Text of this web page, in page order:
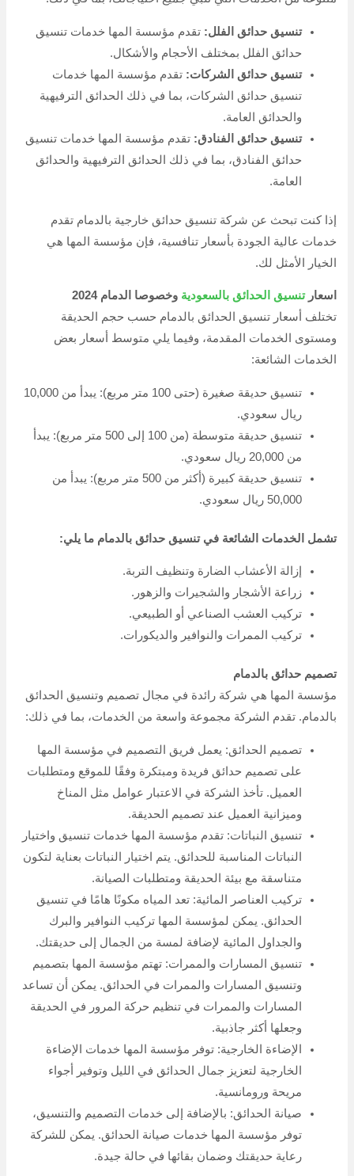
تنسيق حدائق الفلل: تقدم مؤسسة المها خدمات تنسيق
حدائق الفلل بمختلف الأحجام والأشكال.
تنسيق حدائق الشركات: تقدم مؤسسة المها خدمات
تنسيق حدائق الشركات، بما في ذلك الحدائق الترفيهية
والحدائق العامة.
تنسيق حدائق الفنادق: تقدم مؤسسة المها خدمات تنسيق
حدائق الفنادق، بما في ذلك الحدائق الترفيهية والحدائق
العامة.
إذا كنت تبحث عن شركة تنسيق حدائق خارجية بالدمام تقدم
خدمات عالية الجودة بأسعار تنافسية، فإن مؤسسة المها هي
الخيار الأمثل لك.
اسعار تنسيق الحدائق بالسعودية وخصوصا الدمام 2024
تختلف أسعار تنسيق الحدائق بالدمام حسب حجم الحديقة
ومستوى الخدمات المقدمة، وفيما يلي متوسط أسعار بعض
الخدمات الشائعة:
تنسيق حديقة صغيرة (حتى 100 متر مربع): يبدأ من 10,000
ريال سعودي.
تنسيق حديقة متوسطة (من 100 إلى 500 متر مربع): يبدأ
من 20,000 ريال سعودي.
تنسيق حديقة كبيرة (أكثر من 500 متر مربع): يبدأ من
50,000 ريال سعودي.
تشمل الخدمات الشائعة في تنسيق حدائق بالدمام ما يلي:
إزالة الأعشاب الضارة وتنظيف التربة.
زراعة الأشجار والشجيرات والزهور.
تركيب العشب الصناعي أو الطبيعي.
تركيب الممرات والنوافير والديكورات.
تصميم حدائق بالدمام
مؤسسة المها هي شركة رائدة في مجال تصميم وتنسيق الحدائق
بالدمام. تقدم الشركة مجموعة واسعة من الخدمات، بما في ذلك:
تصميم الحدائق: يعمل فريق التصميم في مؤسسة المها
على تصميم حدائق فريدة ومبتكرة وفقًا للموقع ومتطلبات
العميل. تأخذ الشركة في الاعتبار عوامل مثل المناخ
وميزانية العميل عند تصميم الحديقة.
تنسيق النباتات: تقدم مؤسسة المها خدمات تنسيق واختيار
النباتات المناسبة للحدائق. يتم اختيار النباتات بعناية لتكون
متناسقة مع بيئة الحديقة ومتطلبات الصيانة.
تركيب العناصر المائية: تعد المياه مكونًا هامًا في تنسيق
الحدائق. يمكن لمؤسسة المها تركيب النوافير والبرك
والجداول المائية لإضافة لمسة من الجمال إلى حديقتك.
تنسيق المسارات والممرات: تهتم مؤسسة المها بتصميم
وتنسيق المسارات والممرات في الحدائق. يمكن أن تساعد
المسارات والممرات في تنظيم حركة المرور في الحديقة
وجعلها أكثر جاذبية.
الإضاءة الخارجية: توفر مؤسسة المها خدمات الإضاءة
الخارجية لتعزيز جمال الحدائق في الليل وتوفير أجواء
مريحة ورومانسية.
صيانة الحدائق: بالإضافة إلى خدمات التصميم والتنسيق،
توفر مؤسسة المها خدمات صيانة الحدائق. يمكن للشركة
رعاية حديقتك وضمان بقائها في حالة جيدة.